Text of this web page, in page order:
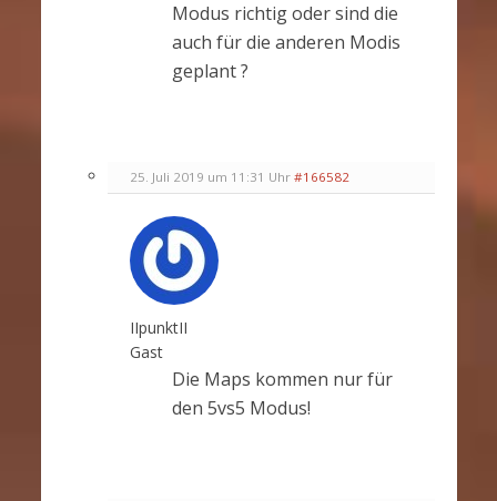
Modus richtig oder sind die
auch für die anderen Modis
geplant ?
25. Juli 2019 um 11:31 Uhr #166582
IIpunktII
Gast
Die Maps kommen nur für
den 5vs5 Modus!